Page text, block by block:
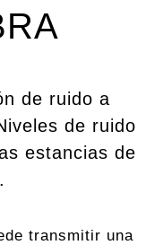
de ruido a
de ruido
estancias de
transmitir una